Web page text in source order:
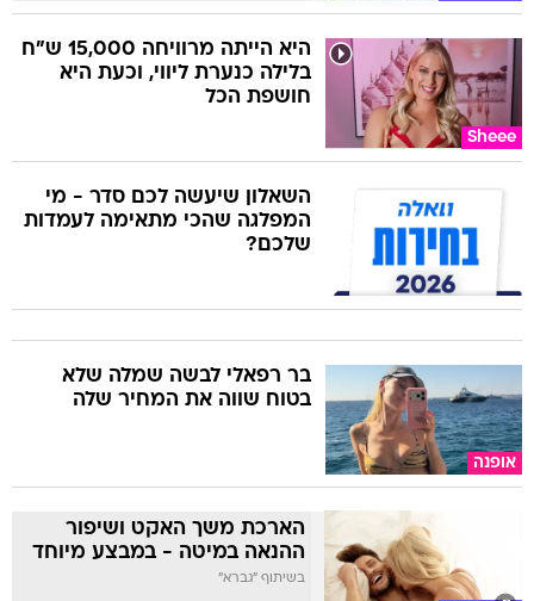
Sheee
היא הייתה מרוויחה 15,000 ש"ח
בלילה כנערת ליווי, וכעת היא
חושפת הכל
השאלון שיעשה לכם סדר - מי
המפלגה שהכי מתאימה לעמדות
שלכם?
אופנה
בר רפאלי לבשה שמלה שלא
בטוח שווה את המחיר שלה
הארכת משך האקט ושיפור
ההנאה במיטה - במבצע מיוחד
בשיתוף "גברא"